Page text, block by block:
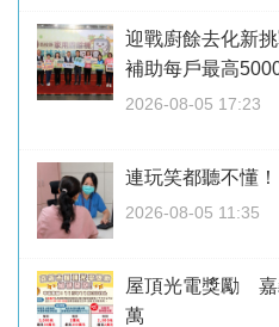
迎戰廚餘去化新
補助每戶最高
2026-08-05 17:23
連玩笑都聽不懂
2026-08-05 11:35
屋頂光電獎勵 嘉
萬